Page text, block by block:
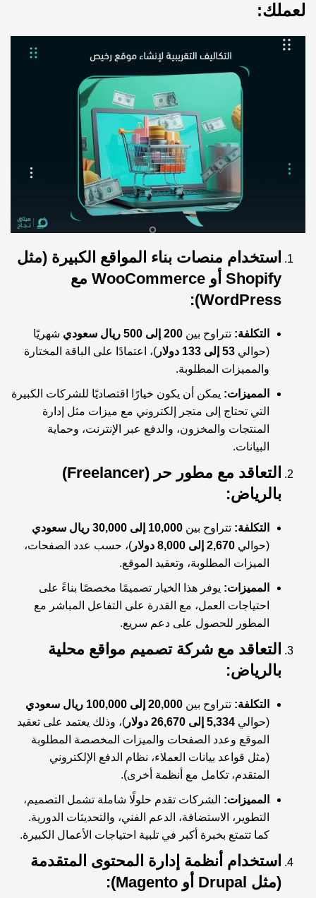
لعملك:
استخدام منصات بناء المواقع الكبيرة (مثل
Shopify أو WooCommerce مع
WordPress):
التكلفة: تتراوح بين 200 إلى 500 ريال سعودي
شهريًا
(حوالي 53 إلى 133 دولار
)، اعتمادًا على الباقة المختارة
والمميزات المطلوبة.
المميزات: يمكن أن يكون خيارًا اقتصاديًا للشركات الكبيرة
التي تحتاج إلى متجر إلكتروني مع ميزات مثل إدارة
المنتجات والمخزون، والدفع عبر الإنترنت، وحماية
البيانات.
التعاقد مع مطور حر (Freelancer)
بالرياض:
التكلفة: تتراوح بين 10,000 إلى 30,000 ريال سعودي
(حوالي 2,670 إلى 8,000 دولار
)، حسب عدد الصفحات،
الميزات المطلوبة، وتعقيد الموقع.
المميزات: يوفر هذا الخيار تصميمًا مخصصًا بناءً على
احتياجات العمل، مع القدرة على التفاعل المباشر مع
المطور للحصول على دعم سريع.
التعاقد مع شركة تصميم مواقع محلية
بالرياض:
التكلفة: تتراوح بين 20,000 إلى 100,000 ريال سعودي
(حوالي 5,334 إلى 26,670 دولار
)، وذلك يعتمد على تعقيد
الموقع وعدد الصفحات والميزات المخصصة المطلوبة
(مثل قواعد بيانات العملاء، نظام الدفع الإلكتروني
المتقدم، تكامل مع أنظمة أخرى).
المميزات: الشركات تقدم حلولًا شاملة تشمل التصميم،
التطوير، الاستضافة، الدعم الفني، والتحديثات الدورية.
كما تتمتع بخبرة أكبر في تلبية احتياجات الأعمال الكبيرة.
استخدام أنظمة إدارة المحتوى المتقدمة
(مثل Drupal أو Magento):